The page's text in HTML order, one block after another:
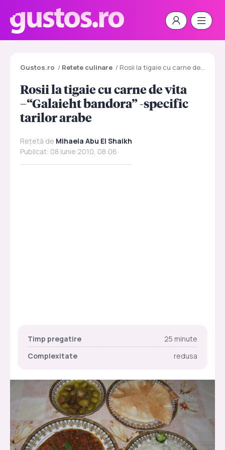
Gustos.ro / Retete culinare / Rosii la tigaie cu carne de vita –“Galaieht bandora” -specific tarilor arabe
Rosii la tigaie cu carne de vita
–“Galaieht bandora” -specific
tarilor arabe
Rețetă de Mihaela Abu El Shaikh
Publicat: 08 Iunie 2010, 08:06
Timp pregatire
25 minute
Complexitate
redusa